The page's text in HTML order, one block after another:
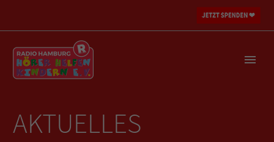
AKTUELLES